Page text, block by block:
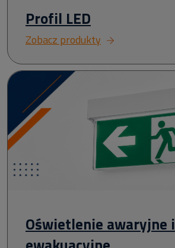
Profil LED
Zobacz produkty
Oświetlenie awaryjne i